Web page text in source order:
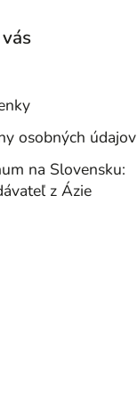
osobných údajov
na Slovensku:
z Ázie